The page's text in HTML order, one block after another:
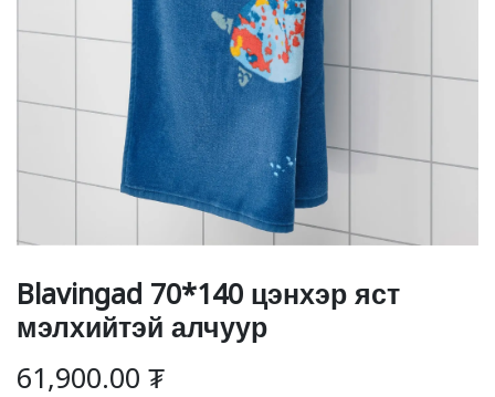
Blavingad 70*140 цэнхэр яст
мэлхийтэй алчуур
61,900.00₮